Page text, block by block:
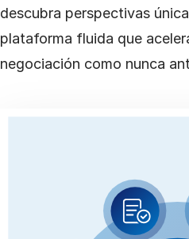
descubra perspectivas
plataforma fluida que
negociación como nunca